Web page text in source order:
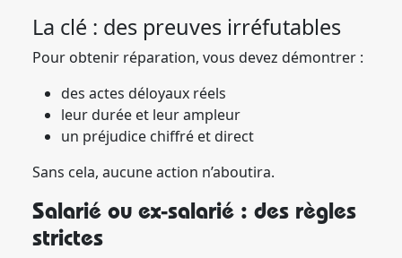
La clé : des preuves irréfutables
Pour obtenir réparation, vous devez démontrer :
des actes déloyaux réels
leur durée et leur ampleur
un préjudice chiffré et direct
Sans cela, aucune action n’aboutira.
Salarié ou ex-salarié : des règles
strictes